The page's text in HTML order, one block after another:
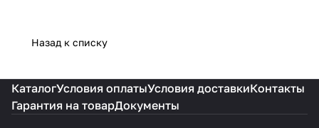
Назад к списку
КаталогУсловия оплатыУсловия доставкиКонтакты
Гарантия на товарДокументы